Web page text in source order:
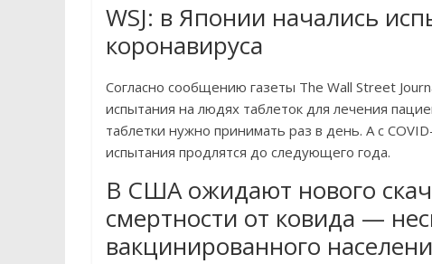
WSJ: в Японии начались
коронавируса
Согласно сообщению газеты The Wall Street
испытания на людях таблеток для лечения
таблетки нужно принимать раз в день. А с
испытания продлятся до следующего года.
В США ожидают нового
смертности от ковида —
вакцинированного